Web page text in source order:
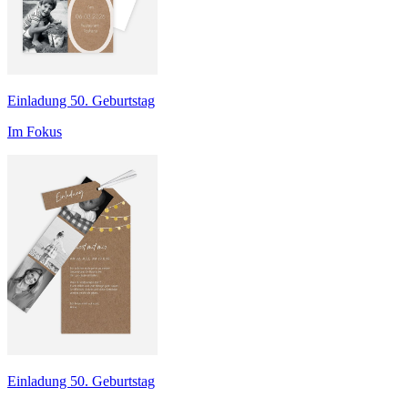
Einladung 50. Geburtstag
Im Fokus
Einladung 50. Geburtstag